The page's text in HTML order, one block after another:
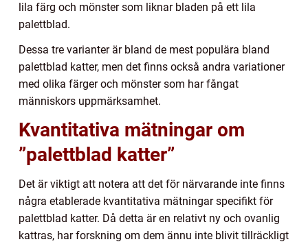
lila färg och mönster som liknar bladen på ett lila
palettblad.
Dessa tre varianter är bland de mest populära bland
palettblad katter, men det finns också andra variationer
med olika färger och mönster som har fångat
människors uppmärksamhet.
Kvantitativa mätningar om
”palettblad katter”
Det är viktigt att notera att det för närvarande inte finns
några etablerade kvantitativa mätningar specifikt för
palettblad katter. Då detta är en relativt ny och ovanlig
kattras, har forskning om dem ännu inte blivit tillräckligt